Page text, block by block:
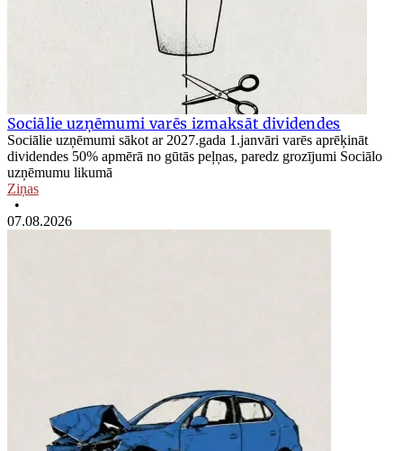
Sociālie uzņēmumi varēs izmaksāt dividendes
Sociālie uzņēmumi sākot ar 2027.gada 1.janvāri varēs aprēķināt
dividendes 50% apmērā no gūtās peļņas, paredz grozījumi Sociālo
uzņēmumu likumā
Ziņas
•
07.08.2026